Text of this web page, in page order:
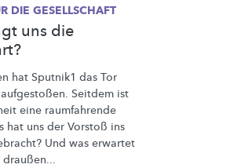
DIE GESELLSCHAFT
uns die
hat Sputnik1 das Tor
Seitdem ist
eine raumfahrende
hat uns der Vorstoß ins
Und was erwartet
draußen...